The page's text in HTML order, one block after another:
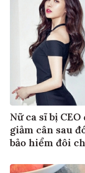
Nữ ca sĩ bị
giảm cân sau
bảo hiểm đôi